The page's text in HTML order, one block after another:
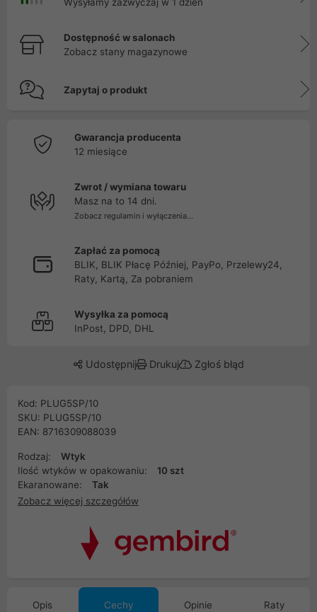
Dostępność w salonach
Zobacz stany magazynowe
Zapytaj o produkt
Gwarancja producenta
12 miesiące
Zwrot / wymiana towaru
Masz na to 14 dni.
Zobacz regulamin i wyłączenia...
Zapłać za pomocą
BLIK, BLIK Płacę Później, PayPo, Przelewy24,
Raty, Kartą, Za pobraniem
Wysyłka za pomocą
InPost, DPD, DHL
Udostępnij Drukuj Zgłoś błąd
Kod: PLUG5SP/10
SKU: PLUG5SP/10
EAN: 8716309088039
Rodzaj:
Wtyk
Ilość wtyków w opakowaniu:
10 szt
Ekaranowane:
Tak
Zobacz więcej szczegółów
Opis Cechy Opinie Raty